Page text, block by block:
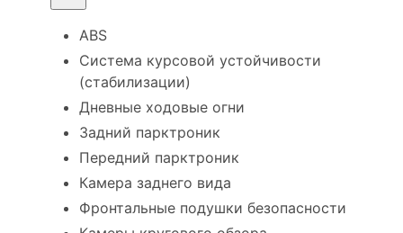
ABS
Система курсовой устойчивости
(стабилизации)
Дневные ходовые огни
Задний парктроник
Передний парктроник
Камера заднего вида
Фронтальные подушки безопасности